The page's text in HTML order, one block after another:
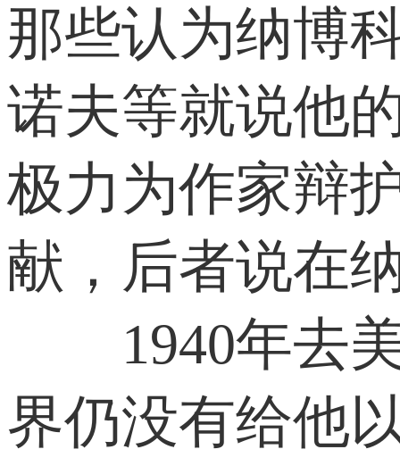
那些认为纳博
诺夫等就说他
极力为作家辩
献，后者说在
1940年去美
界仍没有给他